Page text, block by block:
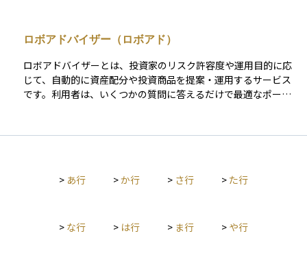
り低コストで利便性の高い形で個人にも提供されるようにな
り、金融の在り方を大きく変えています。投資初心者にとって
も、フィンテックを活用することで簡単に資産運用を始められ
る環境が整ってきています。
ロボアドバイザー（ロボアド）
ロボアドバイザーとは、投資家のリスク許容度や運用目的に応
じて、自動的に資産配分や投資商品を提案・運用するサービス
です。利用者は、いくつかの質問に答えるだけで最適なポート
バイス型）」と「運用型（投資一任型）」の2種類があります。
けでなく資産運用もロボアドバイザーが自動で行い、定期的な
T）を活用した分散投資が行われます。そのため、個別株の選
> あ行 >か行 > さ行 > た行
> な行 > は行 > ま行 > や行